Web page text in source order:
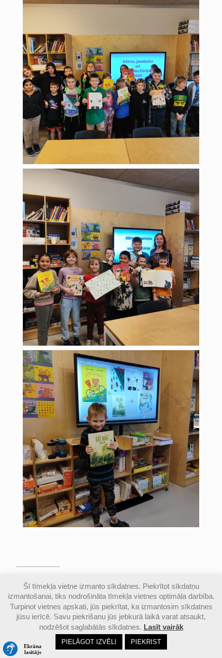
© Valmieras Gaujas krasta vidusskola | Visas
autortiesības aizsargātas |Piekļūstamības
paziņojums
Šī tīmekļa vietne izmanto sīkdatnes. Piekrītot sīkdatņu
izmantošanai, tiks nodrošināta tīmekļa vietnes optimāla darbība.
Turpinot vietnes apskati, jūs piekrītat, ka izmantosim sīkdatnes
jūsu ierīcē. Savu piekrišanu jūs jebkurā laikā varat atsaukt,
nodzēšot saglabātās sīkdatnes. Lasīt vairāk
PIELĀGOT IZVĒLI PIEKRIST
Email Google